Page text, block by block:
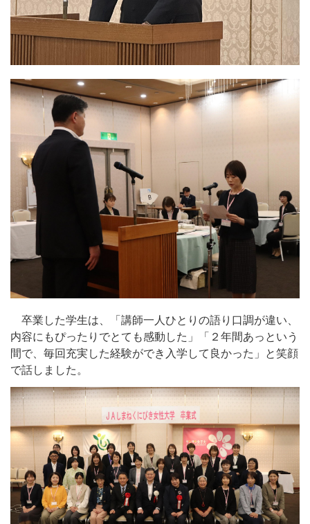
卒業した学生は、「講師一人ひとりの語り口調が違い、
内容にもぴったりでとても感動した」「２年間あっという
間で、毎回充実した経験ができ入学して良かった」と笑顔
で話しました。